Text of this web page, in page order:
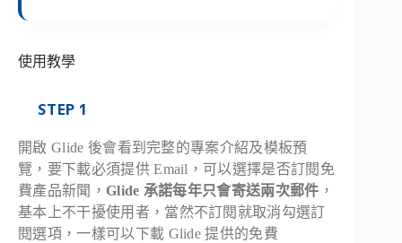
使用教學
STEP 1
開啟 Glide 後會看到完整的專案介紹及模板預
覽，要下載必須提供 Email，可以選擇是否訂閱免
費產品新聞， Glide 承諾每年只會寄送兩次郵件 ，
基本上不干擾使用者，當然不訂閱就取消勾選訂
閱選項，一樣可以下載 Glide 提供的免費